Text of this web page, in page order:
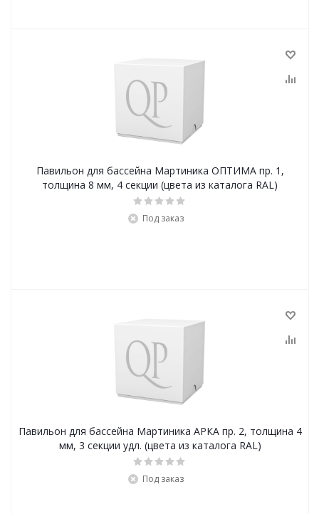
Павильон для бассейна Мартиника ОПТИМА пр. 1,
толщина 8 мм, 4 секции (цвета из каталога RAL)
Под заказ
Павильон для бассейна Мартиника АРКА пр. 2, толщина 4
мм, 3 секции удл. (цвета из каталога RAL)
Под заказ